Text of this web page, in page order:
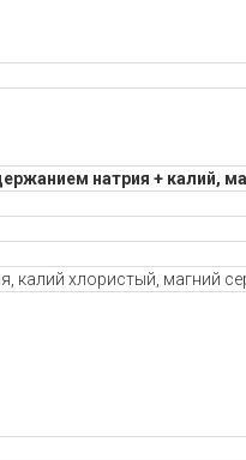
натрия + калий,
калий хлористый, магний